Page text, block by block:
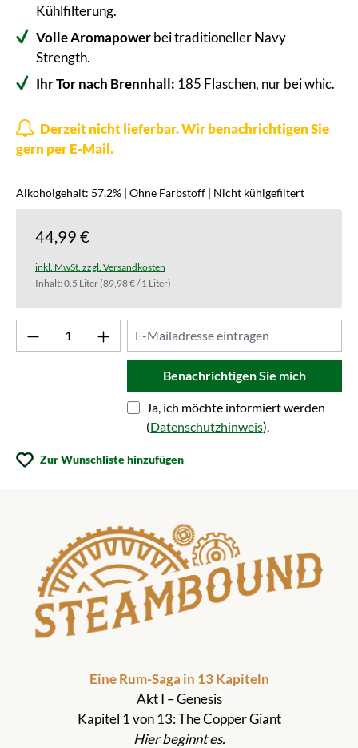
Kühlfilterung.
Volle Aromapowerbei traditioneller Navy
Strength.
Ihr Tor nach Brennhall: 185 Flaschen, nur bei whic.
Derzeit nicht lieferbar. Wir benachrichtigen Sie
gern per E-Mail.
Alkoholgehalt: 57.2% | Ohne Farbstoff | Nicht kühlgefiltert
44,99 €
inkl. MwSt. zzgl. Versandkosten
Inhalt: 0.5 Liter(89,98 € / 1 Liter)
Benachrichtigen Sie mich
Ja, ich möchte informiert werden
(Datenschutzhinweis).
Zur Wunschliste hinzufügen
Eine Rum-Saga in 13 Kapiteln
Akt I – Genesis
Kapitel 1 von 13: The Copper Giant
Hier beginnt es.